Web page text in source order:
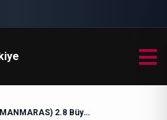
KARAAGAC-PAZARCIK (KAHRAMANMARAS) 2.8 Büyüklüğünde Deprem